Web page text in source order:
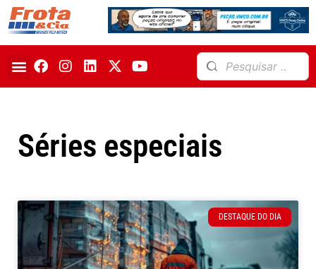
Séries especiais
DESTAQUE DO DIA